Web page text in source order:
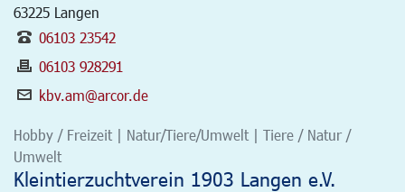
63225 Langen
06103 23542
06103 928291
kbv.am@arcor.de
Hobby / Freizeit | Natur/Tiere/Umwelt | Tiere / Natur /
Umwelt
Kleintierzuchtverein 1903 Langen e.V.